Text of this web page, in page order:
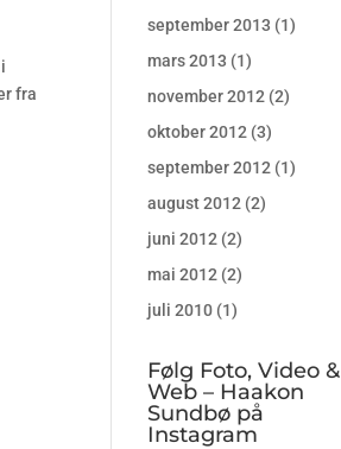
fra
september 2013 (1)
mars 2013 (1)
november 2012 (2)
oktober 2012 (3)
september 2012 (1)
august 2012 (2)
juni 2012 (2)
mai 2012 (2)
juli 2010 (1)
Følg Foto, Video &
Web – Haakon
Sundbø på
Instagram